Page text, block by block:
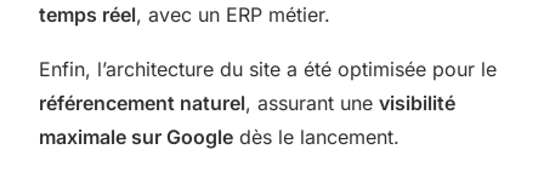
temps réel, avec un ERP métier.
Enfin, l’architecture du site a été optimisée pour le
référencement naturel, assurant unevisibilité
maximale sur Google dès le lancement.